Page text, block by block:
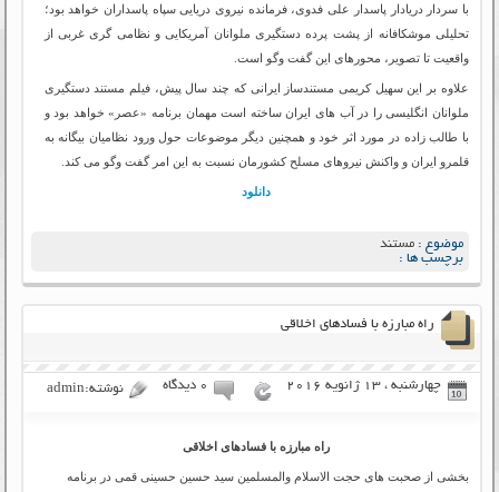
با سردار دریادار پاسدار علی فدوی، فرمانده نیروی دریایی سپاه پاسداران خواهد بود؛
تحلیلی موشکافانه از پشت پرده دستگیری ملوانان آمریکایی و نظامی گری غربی از
واقعیت تا تصویر، محورهای این گفت وگو است.
علاوه بر این سهیل کریمی مستندساز ایرانی که چند سال پیش، فیلم مستند دستگیری
ملوانان انگلیسی را در آب های ایران ساخته است مهمان برنامه «عصر» خواهد بود و
با طالب زاده در مورد اثر خود و همچنین دیگر موضوعات حول ورود نظامیان بیگانه به
قلمرو ایران و واکنش نیروهای مسلح کشورمان نسبت به این امر گفت وگو می کند.
دانلود
موضوع :مستند
برچسب ها :
راه مبارزه با فسادهای اخلاقی
چهارشنبه ، 13 ژانویه 2016 ۰ دیدگاه نوشته:admin
راه مبارزه با فسادهای اخلاقی
بخشی از صحبت های حجت الاسلام والمسلمین سید حسین حسینی قمی در برنامه